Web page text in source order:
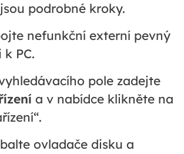
podrobné kroky.
nefunkční externí pevný
PC.
pole zadejte
a v nabídce klikněte na
ovladače disku a